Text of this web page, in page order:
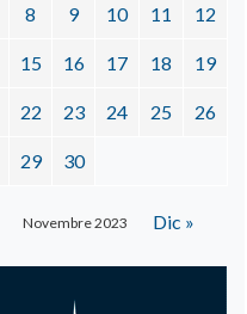
Novembre 2023
8 9 10 11 12
15 16 17 18 19
22 23 24 25 26
29 30
Dic »